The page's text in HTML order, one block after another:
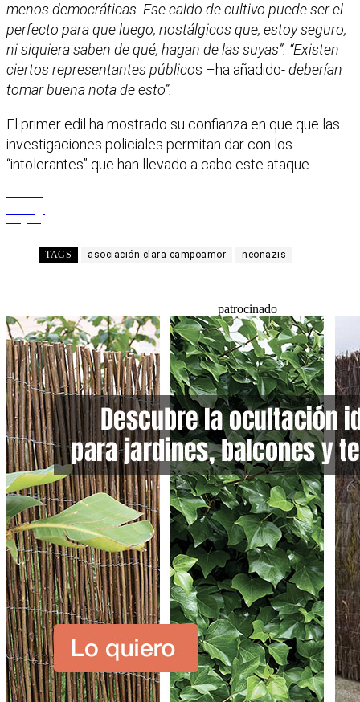
menos democráticas. Ese caldo de cultivo puede ser el
perfecto para que luego, nostálgicos que, estoy seguro,
ni siquiera saben de qué, hagan de las suyas”. “Existen
ciertos representantes públicos –ha añadido-deberían
tomar buena nota de esto”.
El primer edil ha mostrado su confianza en que que las
investigaciones policiales permitan dar con los
“intolerantes” que han llevado a cabo este ataque.
TAGS asociación clara campoamor neonazis
patrocinado